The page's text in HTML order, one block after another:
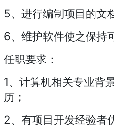
5、进行编制项目的文
6、维护软件使之保持
任职要求：
1、计算机相关专业背
历；
2、有项目开发经验者